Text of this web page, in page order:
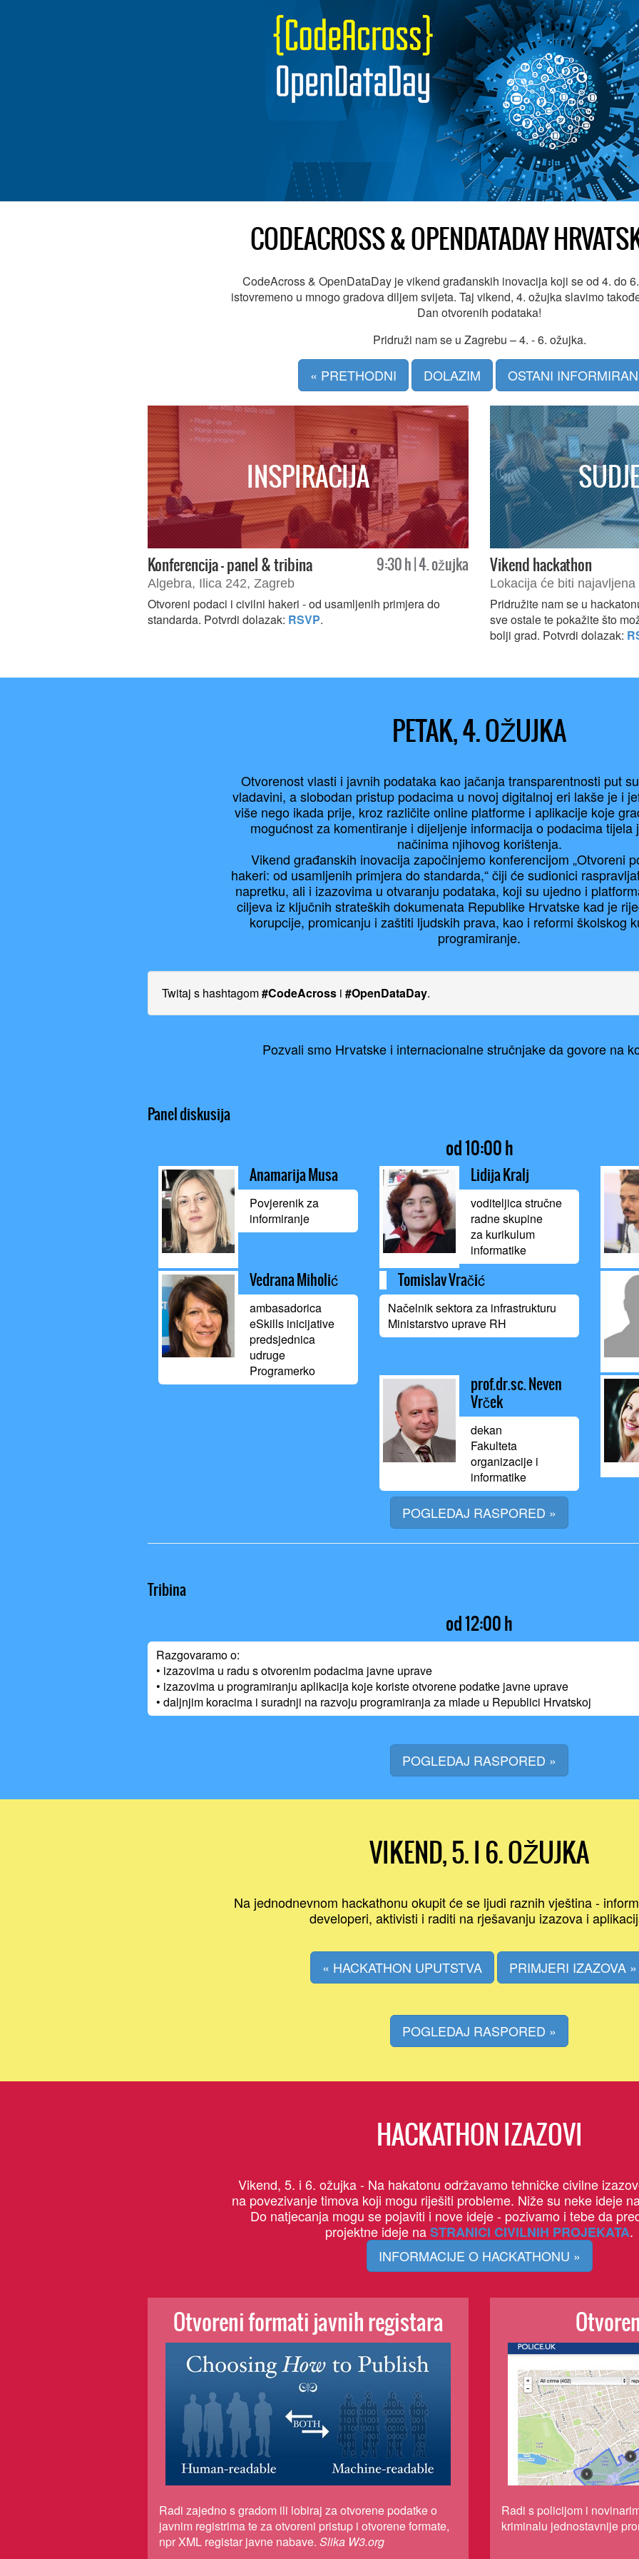
CODEACROSS & OPENDATADAY
CodeAcross & OpenDataDay je vikend građanskih inovacija koji se od 4. do
istovremeno u mnogo gradova diljem svijeta. Taj vikend, 4. ožujka slavimo
Dan otvorenih podataka!
Pridruži nam se u Zagrebu – 4. - 6. ožujka.
« PRETHODNI DOLAZIM OSTANI
INSPIRACIJA
Konferencija - panel & tribina 9:30 h | 4. ožujka
Algebra, Ilica 242, Zagreb
Otvoreni podaci i civilni hakeri - od usamljenih primjera do
standarda. Potvrdi dolazak: RSVP.
Vikend hackathon
Lokacija će biti
Pridružite nam se u
sve ostale te pokažite što
bolji grad. Potvrdi dolazak:
PETAK, 4. OŽUJKA
Otvorenost vlasti i javnih podataka kao jačanja transparentnosti put
vladavini, a slobodan pristup podacima u novoj digitalnoj eri lakše je i
više nego ikada prije, kroz različite online platforme i aplikacije koje
mogućnost za komentiranje i dijeljenje informacija o podacima tijela
načinima njihovog korištenja.
Vikend građanskih inovacija započinjemo konferencijom „Otvoreni
hakeri: od usamljenih primjera do standarda,“ čiji će sudionici
napretku, ali i izazovima u otvaranju podataka, koji su ujedno i
ciljeva iz ključnih strateških dokumenata Republike Hrvatske kad je
korupcije, promicanju i zaštiti ljudskih prava, kao i reformi školskog
programiranje.
Twitaj s hashtagom#CodeAcross i #OpenDataDay.
Pozvali smo Hrvatske i internacionalne stručnjake da govore na
Panel diskusija
od 10:00 h
Anamarija Musa
Povjerenik za
informiranje
Lidija Kralj
voditeljica stručne
radne skupine
za kurikulum
informatike
Vedrana Miholić
ambasadorica
eSkills inicijative
predsjednica
udruge
Programerko
Tomislav Vračić
Načelnik sektora za infrastrukturu
Ministarstvo uprave RH
prof.dr.sc. Neven
Vrček
dekan
Fakulteta
organizacije i
informatike
POGLEDAJ RASPORED »
Tribina
od 12:00 h
Razgovaramo o:
• izazovima u radu s otvorenim podacima javne uprave
• izazovima u programiranju aplikacija koje koriste otvorene podatke javne uprave
• daljnjim koracima i suradnji na razvoju programiranja za mlade u Republici Hrvatskoj
POGLEDAJ RASPORED »
VIKEND, 5. I 6. OŽUJKA
Na jednodnevnom hackathonu okupit će se ljudi raznih vještina -
developeri, aktivisti i raditi na rješavanju izazova i
« HACKATHON UPUTSTVA PRIMJERI IZAZOVA »
POGLEDAJ RASPORED »
HACKATHON IZAZOVI
Vikend, 5. i 6. ožujka - Na hakatonu održavamo tehničke civilne
na povezivanje timova koji mogu riješiti probleme. Niže su neke ideje
Do natjecanja mogu se pojaviti i nove ideje - pozivamo i tebe da
projektne ideje naSTRANICI CIVILNIH PROJEKATA.
INFORMACIJE O HACKATHONU »
Otvoreni formati javnih registara
Radi zajedno s gradom ili lobiraj za otvorene podatke o
javnim registrima te za otvoreni pristup i otvorene formate,
npr XML registar javne nabave. Slika W3.org
Radi s policijom i
kriminalu jednostavnije